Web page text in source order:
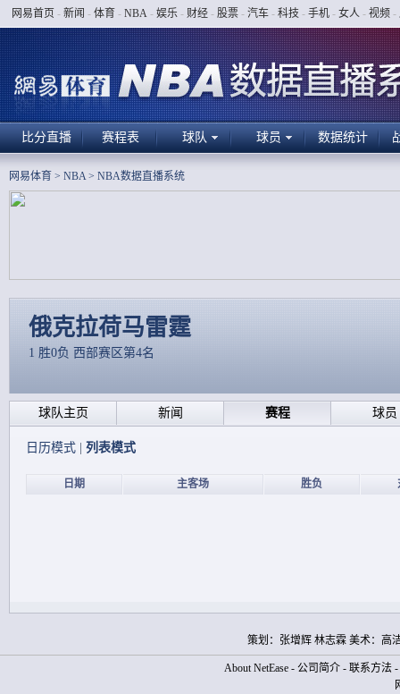
网易首页 - 新闻 - 体育 - NBA - 娱乐 - 财经 - 股票 - 汽车 - 科技 - 手机 - 女人 - 视频 -
比分直播 赛程表 球队 球员 数据统计
网易体育 > NBA> NBA数据直播系统
俄克拉荷马雷霆
1 胜0负 西部赛区第4名
球队主页 新闻 赛程 球员
日历模式 列表模式
日期 主客场 胜负
策划：张增辉 林志霖 美术：
About NetEase - 公司简介 - 联系方法 -